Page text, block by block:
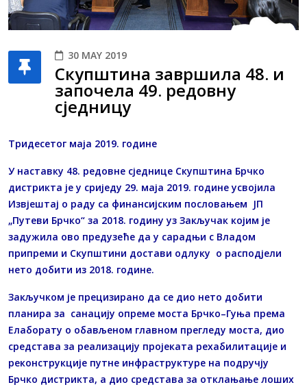
30 MAY 2019
Скупштина завршила 48. и
започела 49. редовну
сједницу
Тридесетог маја 2019. године
У наставку 48. редовне сједнице Скупштина Брчко
дистрикта је у сриједу 29. маја 2019. године усвојила
Извјештај о раду са финансијским пословањем ЈП
„Путеви Брчко“ за 2018. годину уз Закључак којим је
задужила ово предузеће да у сарадњи с Владом
припреми и Скупштини достави одлуку о расподјели
нето добити из 2018. године.
Закључком је прецизирано да се дио нето добити
планира за санацију опреме моста Брчко–Гуња према
Елаборату о обављеном главном прегледу моста, дио
средстава за реализацију пројеката рехабилитације и
реконструкције путне инфраструктуре на подручју
Брчко дистрикта, а дио средстава за отклањање лоших